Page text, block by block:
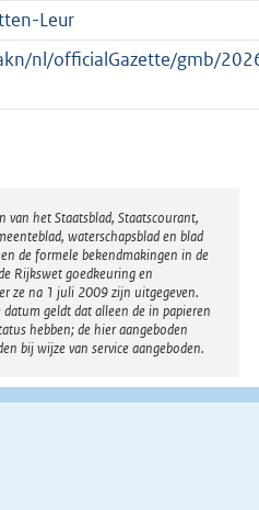
Leur
nl/officialGazette/gmb/
van het Staatsblad, Staatscourant,
waterschapsblad en blad
de formele bekendmakingen in de
Rijkswet goedkeuring en
ze na 1 juli 2009 zijn uitgegeven.
geldt dat alleen de in papieren
hebben; de hier aangeboden
bij wijze van service aangeboden.